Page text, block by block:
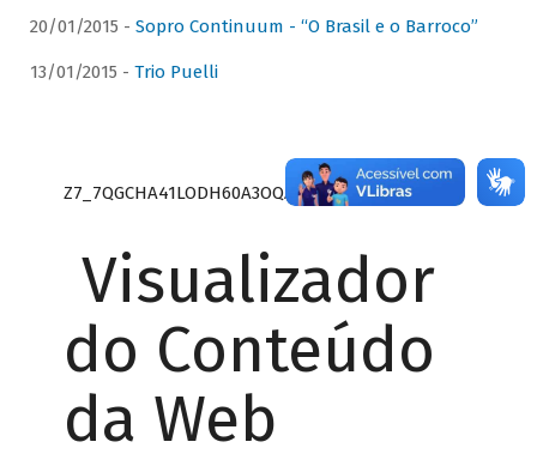
20/01/2015 - Sopro Continuum - “O Brasil e o Barroco”
13/01/2015 - Trio Puelli
Z7_7QGCHA41LODH60A3OQA8RN1415
Visualizador
do Conteúdo
da Web